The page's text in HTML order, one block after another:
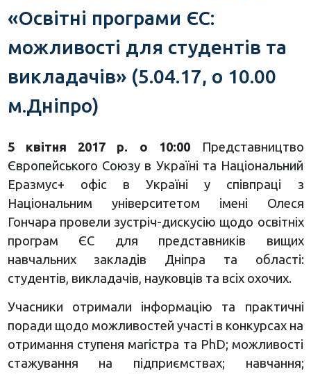
«Освітні програми ЄС:
можливості для студентів та
викладачів» (5.04.17, о 10.00
м.Дніпро)
5 квітня 2017 р. о 10:00 Представництво
Європейського Союзу в Україні та Національний
Еразмус+ офіс в Україні у співпраці з
Національним університетом імені Олеся
Гончара провели зустріч-дискусію щодо освітніх
програм ЄС для представників вищих
навчальних закладів Дніпра та області:
студентів, викладачів, науковців та всіх охочих.
Учасники отримали інформацію та практичні
поради щодо можливостей участі в конкурсах на
отримання ступеня магістра та PhD; можливості
стажування на підприємствах; навчання;